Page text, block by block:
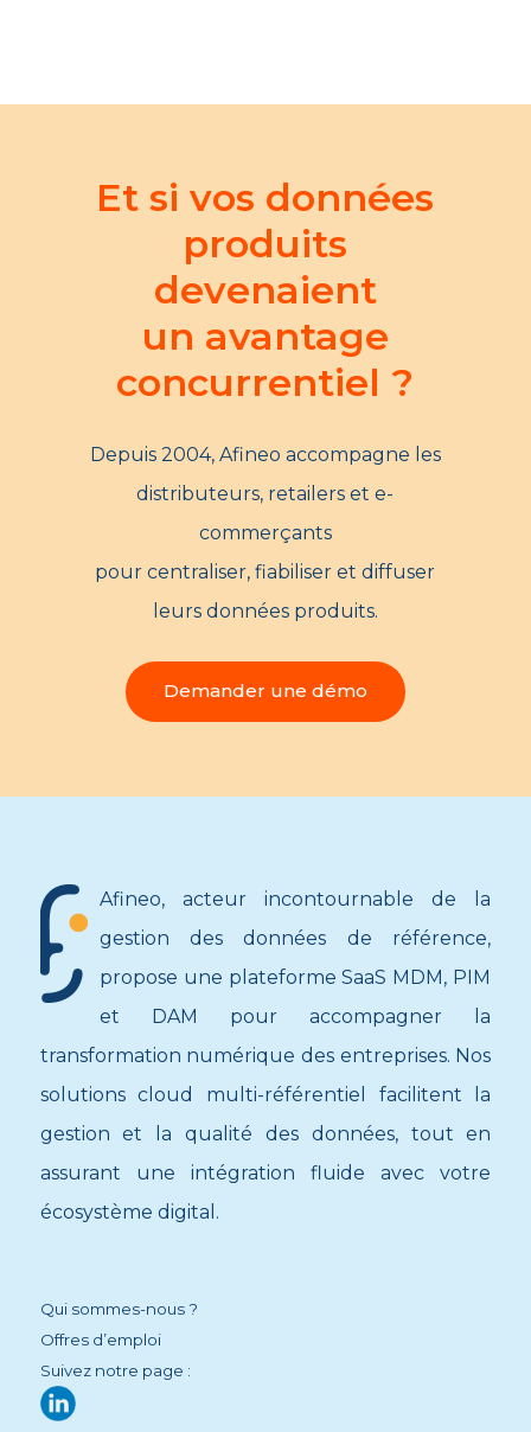
Et si vos données
produits
devenaient
un avantage
concurrentiel ?
Depuis 2004, Afineo accompagne les
distributeurs, retailers et e-
commerçants
pour centraliser, fiabiliser et diffuser
leurs données produits.
Demander une démo
Afineo, acteur incontournable de la
gestion des données de référence,
propose une plateforme SaaS MDM, PIM
et DAM pour accompagner la
transformation numérique des entreprises. Nos
solutions cloud multi-référentiel facilitent la
gestion et la qualité des données, tout en
assurant une intégration fluide avec votre
écosystème digital.
Qui sommes-nous ?
Offres d’emploi
Suivez notre page :